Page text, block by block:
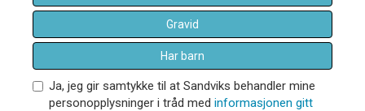
Gravid
Har barn
Ja, jeg gir samtykke til at Sandviks behandler mine
personopplysninger i tråd med informasjonen gitt